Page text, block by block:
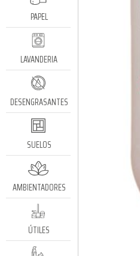
PAPEL
LAVANDERIA
DESENGRASANTES
SUELOS
AMBIENTADORES
ÚTILES